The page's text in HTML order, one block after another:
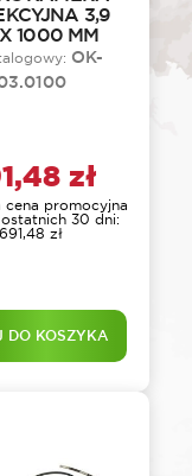
3,9
1000 MM
OK-
zł
cena promocyjna
30 dni:
691,48 zł
DO KOSZYKA